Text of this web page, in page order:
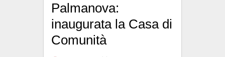
Palmanova:
inaugurata la Casa di
Comunità